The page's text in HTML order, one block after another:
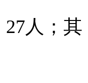
27人；其